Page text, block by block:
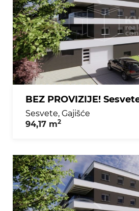
Sesvete, Gajišće
94,17 m2